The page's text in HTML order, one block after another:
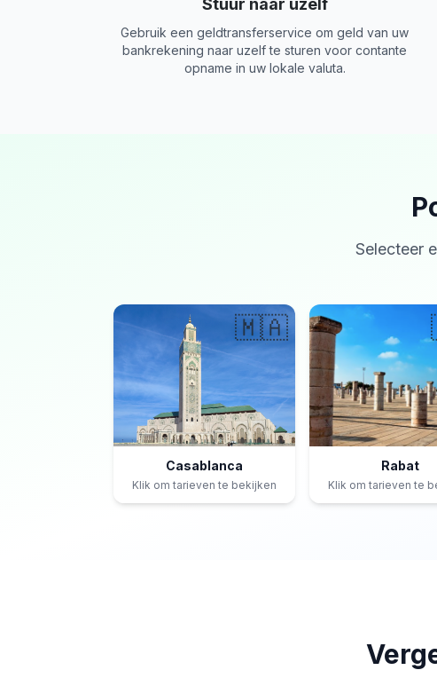
Stuur naar uzelf
Gebruik een geldtransferservice om geld van uw
bankrekening naar uzelf te sturen voor contante
opname in uw lokale valuta.
Selecteer
🇲🇦
Casablanca
Klik om tarieven te bekijken
Rabat
Klik om tarieven te